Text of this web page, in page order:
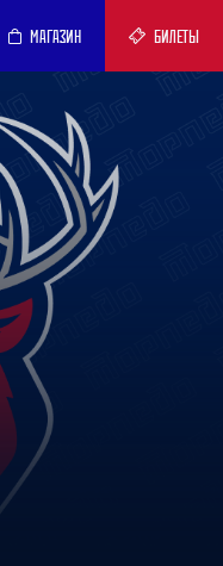
МАГАЗИН БИЛЕТЫ